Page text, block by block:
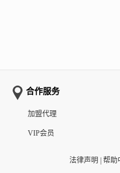
合作服务
加盟代理
VIP会员
法律声明 帮助